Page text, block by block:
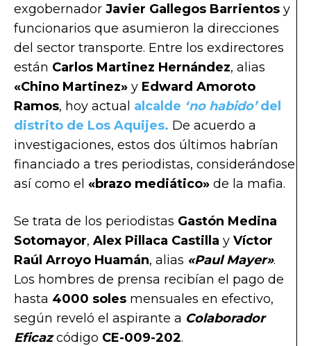
exgobernador Javier Gallegos Barrientos y
funcionarios que asumieron la direcciones
del sector transporte. Entre los exdirectores
están Carlos Martinez Hernández, alias
«Chino Martinez» y Edward Amoroto
Ramos, hoy actual alcalde ‘no habido’del
distrito de Los Aquijes. De acuerdo a
investigaciones, estos dos últimos habrían
financiado a tres periodistas, considerándose
así como el «brazo mediático» de la mafia.
Se trata de los periodistas Gastón Medina
Sotomayor, Alex Pillaca Castilla y Víctor
Raúl Arroyo Huamán, alias «Paul Mayer».
Los hombres de prensa recibían el pago de
hasta 4000 soles mensuales en efectivo,
según reveló el aspirante a Colaborador
Eficazcódigo CE-009-202.